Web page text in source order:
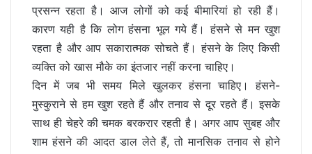
प्रसन्न रहता है। आज लोगों को कई बीमारियां हो रही हैं।
कारण यही है कि लोग हंसना भूल गये हैं। हंसने से मन खुश
रहता है और आप सकारात्मक सोचते हैं। हंसने के लिए किसी
व्यक्ति को खास मौके का इंतजार नहीं करना चाहिए।
दिन में जब भी समय मिले खुलकर हंसना चाहिए। हंसने-
मुस्कुराने से हम खुश रहते हैं और तनाव से दूर रहते हैं। इसके
साथ ही चेहरे की चमक बरकरार रहती है। अगर आप सुबह और
शाम हंसने की आदत डाल लेते हैं, तो मानसिक तनाव से होने